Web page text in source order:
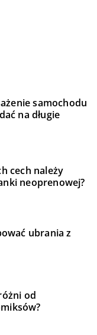
samochodu
na długie
cech należy
neoprenowej?
ubrania z
od